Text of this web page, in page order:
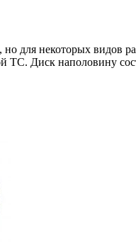
для некоторых видов
TC. Диск наполовину